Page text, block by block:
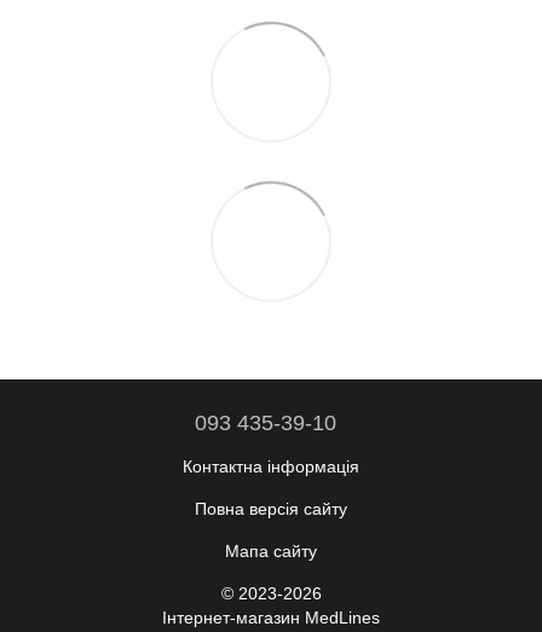
093 435-39-10
Контактна інформація
Повна версія сайту
Мапа сайту
© 2023-2026
Інтернет-магазин MedLines